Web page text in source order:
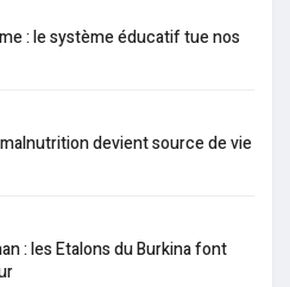
: le système éducatif tue nos
devient source de vie
: les Etalons du Burkina font